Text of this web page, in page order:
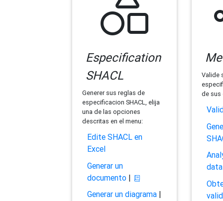
Especification
SHACL
Generer sus reglas de
especificacion SHACL, elija
una de las opciones
descritas en el menu:
Edite SHACL en
Excel
Generar un
documento|
Generar un diagrama|
Valide
de sus